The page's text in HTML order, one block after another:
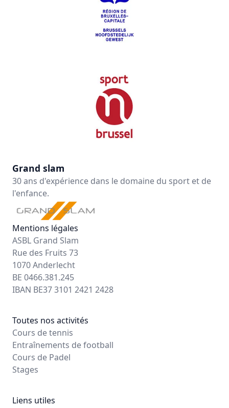
Grand slam
30 ans d'expérience dans le domaine du sport et de
l'enfance.
Mentions légales
ASBL Grand Slam
Rue des Fruits 73
1070 Anderlecht
BE 0466.381.245
IBAN BE37 3101 2421 2428
Toutes nos activités
Cours de tennis
Entraînements de football
Cours de Padel
Stages
Liens utiles